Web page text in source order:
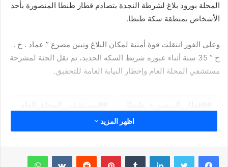
المحلة بورود بلاغ لشرطة النجدة بتصادم قطار طنطا المنصورة بأحد
الأشخاص بمنطقة سكة طنطا.
وعلي الفور انتقلت قوة أمنية لمكان البلاغ وتبين مصرع ” عماد . خ .
خ ” 35 سنة أثناء عبوره شريط السكه الحديد، تم نقل الجثة لمشرحة
مستشفي المحلة العام وإخطار النيابة العامة للتحقيق.
اظهر المزيد
لينكدإن بينتيريست واتساب